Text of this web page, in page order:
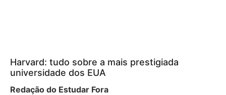
Harvard: tudo sobre a mais prestigiada
universidade dos EUA
Redação do Estudar Fora